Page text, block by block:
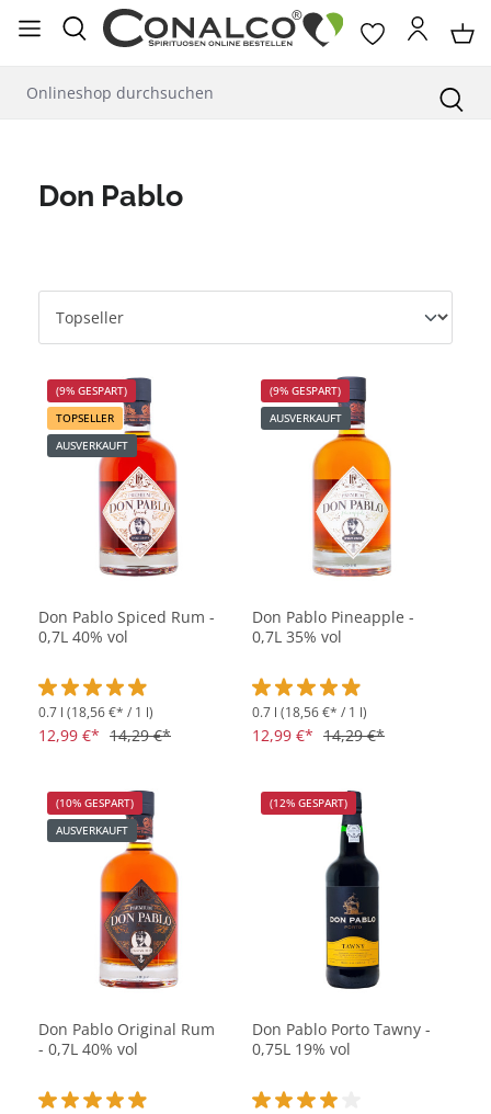
springen
Don Pablo
(9% GESPART)
TOPSELLER
AUSVERKAUFT
Don Pablo Spiced Rum -
0,7L 40% vol
Durchschnittliche Bewertung von 4.9 von 5 Sternen
0.7 l (18,56 €* / 1 l)
12,99 €* 14,29 €*
(9% GESPART)
AUSVERKAUFT
Don Pablo Pineapple -
0,7L 35% vol
Durchschnittliche Bewertung
0.7 l (18,56 €* / 1 l)
12,99 €* 14,29 €*
(10% GESPART)
AUSVERKAUFT
Don Pablo Original Rum
- 0,7L 40% vol
(12% GESPART)
Don Pablo Porto Tawny -
0,75L 19% vol